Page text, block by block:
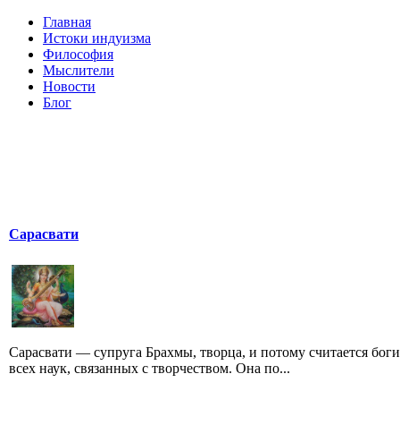
Главная
Истоки индуизма
Философия
Мыслители
Новости
Блог
Сарасвати
Сарасвати — супруга Брахмы, творца, и потому считается
всех наук, связанных с творчеством. Она по...